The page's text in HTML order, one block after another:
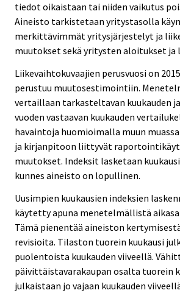
tiedot oikaistaan tai niiden vaikutus
Aineisto tarkistetaan yritystasolla
merkittävimmät yritysjärjestelyt ja
muutokset sekä yritysten aloitukset ja
Liikevaihtokuvaajien perusvuosi on
perustuu muutosestimointiin.
vertaillaan tarkasteltavan kuukauden
vuoden vastaavan kuukauden
havaintoja huomioimalla muun
ja kirjanpitoon liittyvät
muutokset. Indeksit lasketaan
kunnes aineisto on lopullinen.
Uusimpien kuukausien indeksien
käytetty apuna menetelmällistä
Tämä pienentää aineiston
revisioita. Tilaston tuorein kuukausi
puolentoista kuukauden viiveellä.
päivittäistavarakaupan osalta tuorein
julkaistaan jo vajaan kuukauden